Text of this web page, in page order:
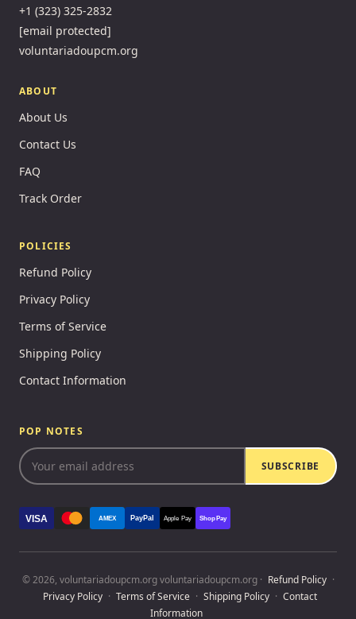
+1 (323) 325-2832
[email protected]
voluntariadoupcm.org
ABOUT
About Us
Contact Us
FAQ
Track Order
POLICIES
Refund Policy
Privacy Policy
Terms of Service
Shipping Policy
Contact Information
POP NOTES
SUBSCRIBE
VISA AMEX PayPal Apple Pay Shop Pay
© 2026, voluntariadoupcm.org voluntariadoupcm.org · Refund Policy ·
Privacy Policy · Terms of Service · Shipping Policy · Contact
Information